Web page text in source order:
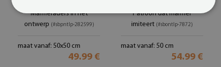
Marmeraders in het
ontwerp (#sbpntlp-282599)
maat vanaf: 50x50 cm
49.99 €
Patroon dat marmer
imiteert (#sbontlp-7872)
maat vanaf: 50 cm
54.99 €